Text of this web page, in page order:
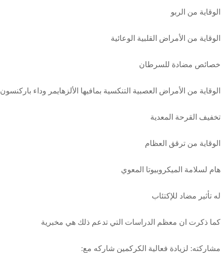
الوقاية من الربو
الوقاية من الأمراض القلبية الوعائية
خصائص مضادة للسرطان
الوقاية من الأمراض العصبية التنكسية بمافيها الألزهايمر وداء باركنسون
تخفيف القرحة المعدية
الوقاية من ترقق العظام
هام لسلامة الميكروبيوتا المعوي
له تأثير مضاد للإكتئاب
كما ذكرت ان معظم الدراسات التي تدعم ذلك هي مخبرية
مشاركته: لزيادة فعالية الكركمين شاركه مع: